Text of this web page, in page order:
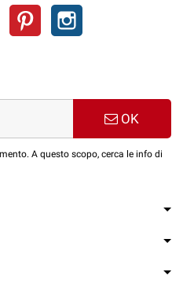
Google+ Pinterest
OK
A questo scopo, cerca le info di